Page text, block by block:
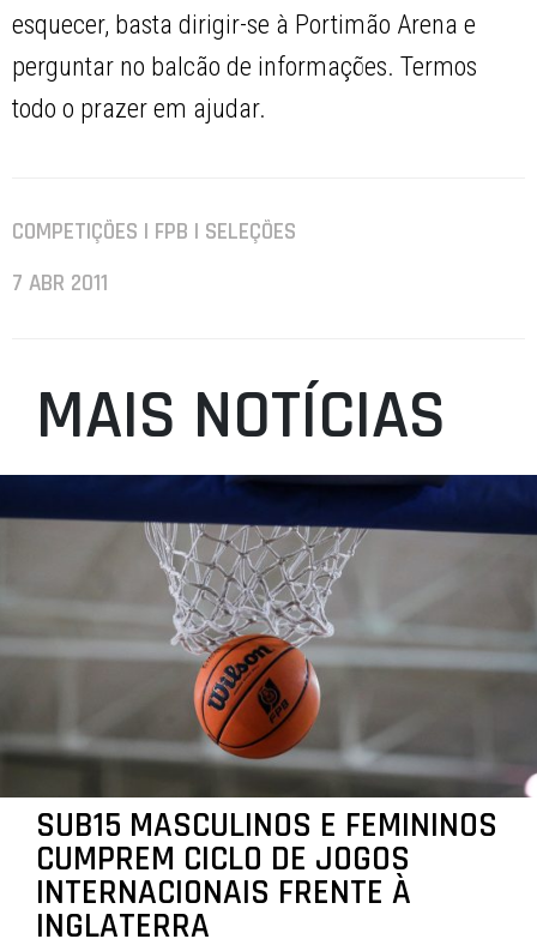
esquecer, basta dirigir-se à Portimão Arena e
perguntar no balcão de informações. Termos
todo o prazer em ajudar.
COMPETIÇÕES | FPB | SELEÇÕES
7 ABR 2011
MAIS NOTÍCIAS
SUB15 MASCULINOS E FEMININOS
CUMPREM CICLO DE JOGOS
INTERNACIONAIS FRENTE À
INGLATERRA